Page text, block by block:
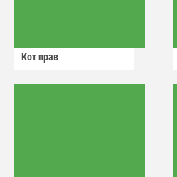
Кот прав